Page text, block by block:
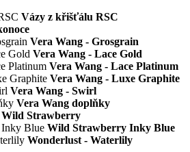
Vázy z křišťálu RSC
Vera Wang - Grosgrain
Vera Wang - Lace Gold
Vera Wang - Lace Platinum
Vera Wang - Luxe Graphite
Vera Wang - Swirl
Vera Wang doplňky
Wild Strawberry
Wild Strawberry Inky Blue
Wonderlust - Waterlily